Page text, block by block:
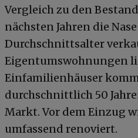
Vergleich zu den
nächsten Jahren die
Durchschnittsalter
Eigentumswohnungen
Einfamilienhäuser
durchschnittlich 50
Markt. Vor dem Einzug
umfassend renoviert.